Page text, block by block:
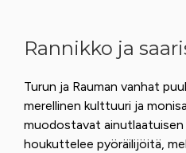
Rannikko ja
Turun ja Rauman vanhat
merellinen kulttuuri ja
muodostavat ainutlaatuisen
houkuttelee pyöräilijöitä,